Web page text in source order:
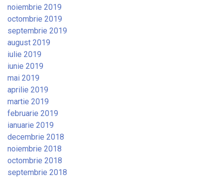
noiembrie 2019
octombrie 2019
septembrie 2019
august 2019
iulie 2019
iunie 2019
mai 2019
aprilie 2019
martie 2019
februarie 2019
ianuarie 2019
decembrie 2018
noiembrie 2018
octombrie 2018
septembrie 2018